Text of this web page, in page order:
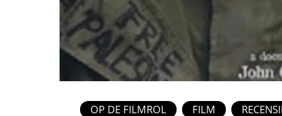
OP DE FILMROL FILM